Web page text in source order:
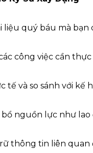
quý báu mà bạn
công việc cần
tế và so sánh với kế
bổ nguồn lực như
thông tin liên quan